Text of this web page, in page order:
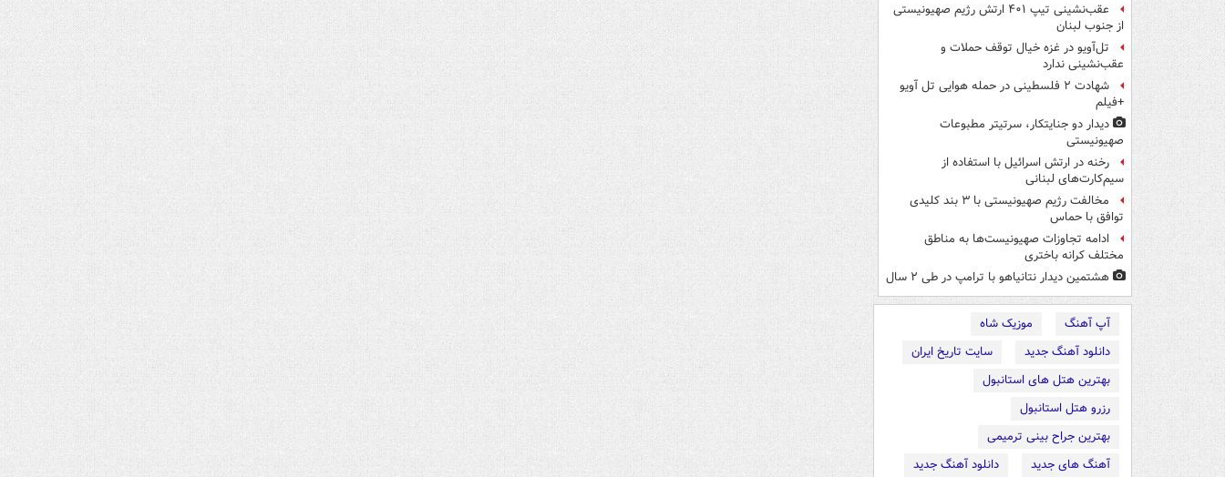
عقب‌نشینی تیپ ۴۰۱ ارتش رژیم صهیونیستی
از جنوب لبنان
تل‌آویو در غزه خیال توقف حملات و
عقب‌نشینی ندارد
شهادت ۲ فلسطینی در حمله هوایی تل آویو
+فیلم
دیدار دو جنایتکار،‌ سرتیتر مطبوعات
صهیونیستی
رخنه در ارتش اسرائیل با استفاده از
سیم‌کارت‌های لبنانی
مخالفت رژیم صهیونیستی با ۳ بند کلیدی
توافق با حماس
ادامه تجاوزات صهیونیست‌ها به مناطق
مختلف کرانه باختری
هشتمین دیدار نتانیاهو با ترامپ در طی ۲ سال
آپ آهنگ
موزیک شاه
دانلود آهنگ جدید
سایت تاریخ ایران
بهترین هتل های استانبول
رزرو هتل استانبول
بهترین جراح بینی ترمیمی
آهنگ های جدید
دانلود آهنگ جدید